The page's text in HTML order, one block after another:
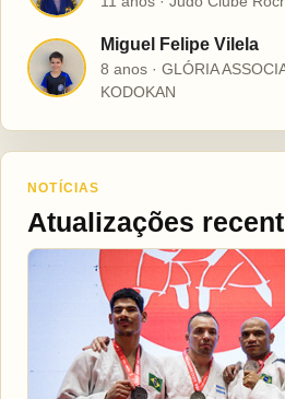
M
Miguel Felipe Vilela
8 anos · GLÓRIA
KODOKAN
NOTÍCIAS
Atualizações